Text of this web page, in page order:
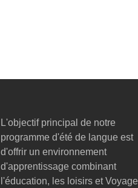
L'objectif principal de notre
programme d'été de langue est
d'offrir un environnement
d'apprentissage combinant
l'éducation, les loisirs et Voyage